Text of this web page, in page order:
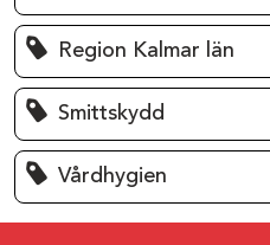
Region Kalmar län
Smittskydd
Vårdhygien